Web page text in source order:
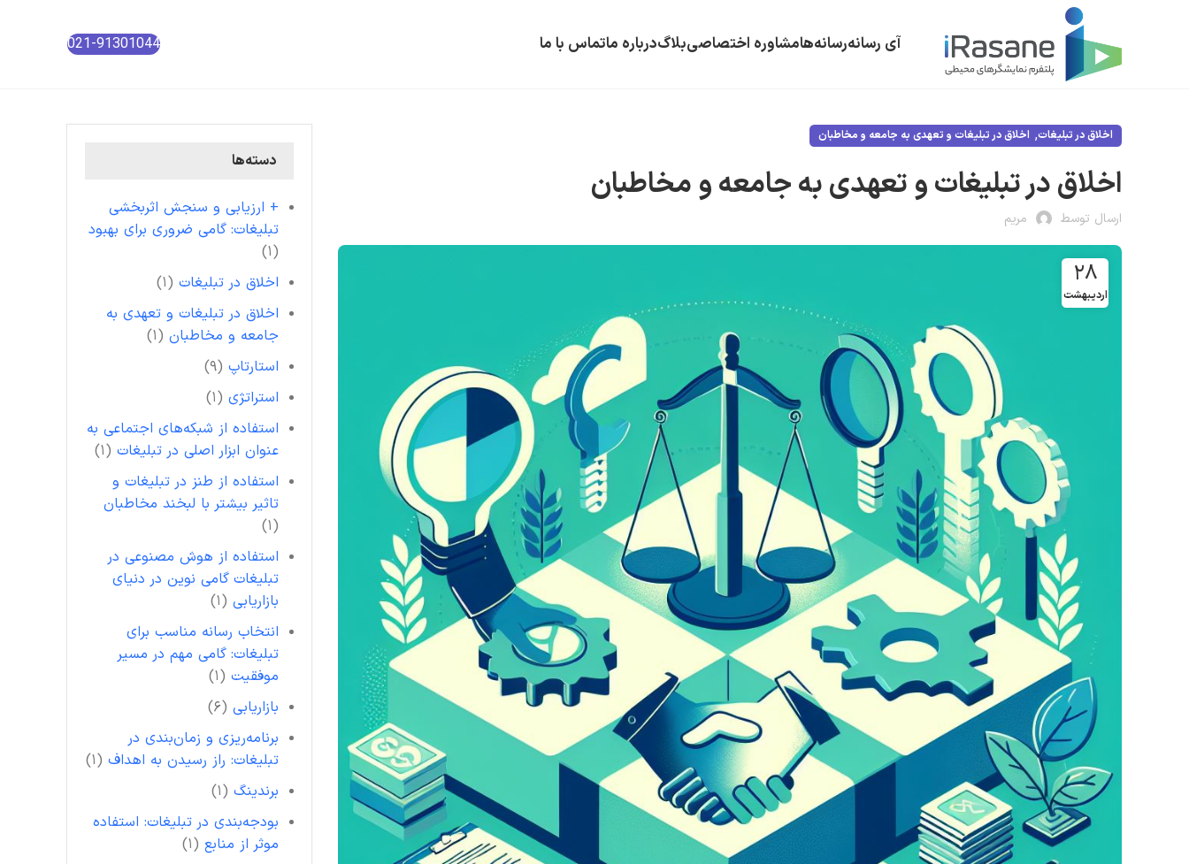
آی رسانهرسانه‌هامشاوره اختصاصیبلاگدرباره ماتماس با ما 021-91301044
اخلاق در تبلیغات, اخلاق در تبلیغات و تعهدی به جامعه و مخاطبان
اخلاق در تبلیغات و تعهدی به جامعه و مخاطبان
ارسال توسط مریم
۲۸
اردیبهشت
دسته‌ها
+ ارزیابی و سنجش اثربخشی
تبلیغات: گامی ضروری برای بهبود
(۱)
اخلاق در تبلیغات (۱)
اخلاق در تبلیغات و تعهدی به
جامعه و مخاطبان (۱)
استارتاپ (۹)
استراتژی (۱)
استفاده از شبکه‌های اجتماعی به
عنوان ابزار اصلی در تبلیغات (۱)
استفاده از طنز در تبلیغات و
تاثیر بیشتر با لبخند مخاطبان
(۱)
استفاده از هوش مصنوعی در
تبلیغات گامی نوین در دنیای
بازاریابی (۱)
انتخاب رسانه مناسب برای
تبلیغات: گامی مهم در مسیر
موفقیت (۱)
بازاریابی (۶)
برنامه‌ریزی و زمان‌بندی در
تبلیغات: راز رسیدن به اهداف (۱)
برندینگ (۱)
بودجه‌بندی در تبلیغات: استفاده
موثر از منابع (۱)